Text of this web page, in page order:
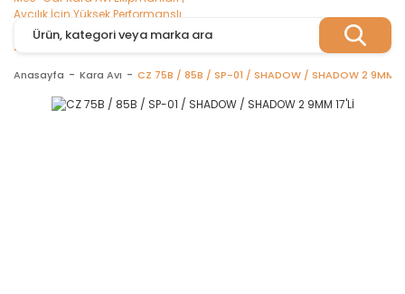
Anasayfa Kara Avı CZ 75B / 85B / SP-01 / SHADOW / SHADOW 2 9MM